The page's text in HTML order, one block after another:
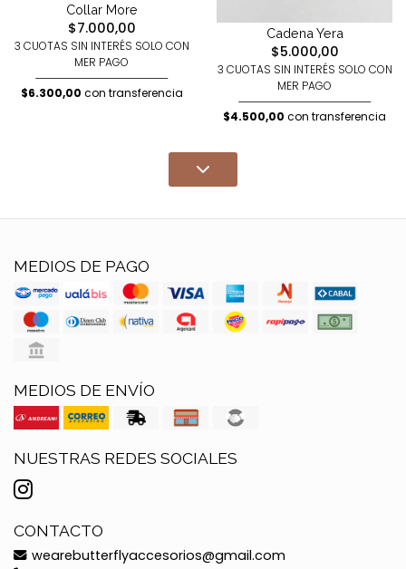
Collar More
$7.000,00
3 CUOTAS SIN INTERÉS SOLO CON
MER PAGO
$6.300,00 con transferencia
Cadena Yera
$5.000,00
3 CUOTAS SIN INTERÉS SOLO CON
MER PAGO
$4.500,00 con transferencia
MEDIOS DE PAGO
MEDIOS DE ENVÍO
NUESTRAS REDES SOCIALES
CONTACTO
wearebutterflyaccesorios@gmail.com